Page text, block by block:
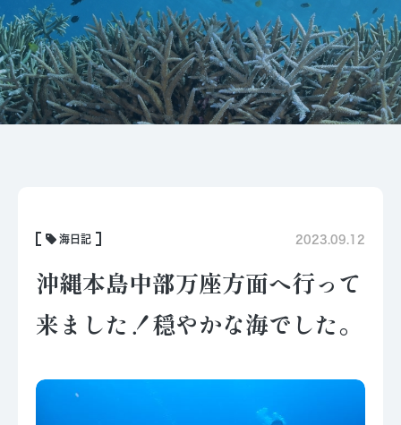
海日記 2023.09.12
沖縄本島中部万座方面へ行って
来ました！穏やかな海でした。